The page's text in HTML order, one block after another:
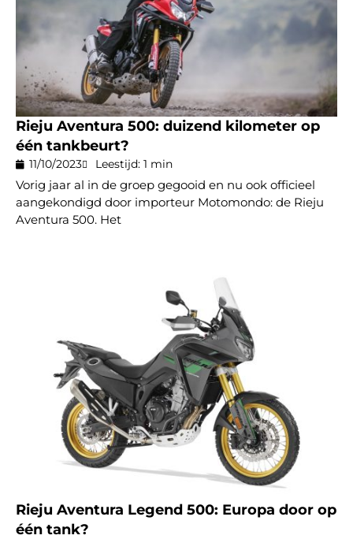
Rieju Aventura 500: duizend kilometer op
één tankbeurt?
11/10/2023 Leestijd: 1 min
Vorig jaar al in de groep gegooid en nu ook officieel
aangekondigd door importeur Motomondo: de Rieju
Aventura 500. Het
Rieju Aventura Legend 500: Europa door op
één tank?